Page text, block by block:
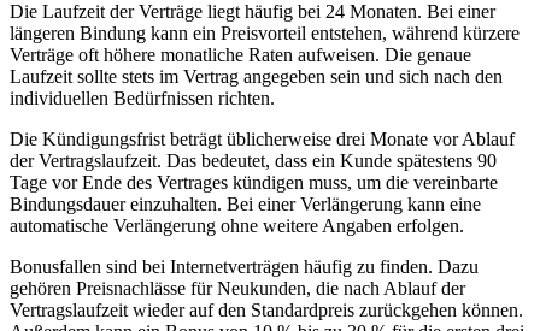
Die Laufzeit der Verträge liegt häufig bei 24 Monaten. Bei einer
längeren Bindung kann ein Preisvorteil entstehen, während kürzere
Verträge oft höhere monatliche Raten aufweisen. Die genaue
Laufzeit sollte stets im Vertrag angegeben sein und sich nach den
individuellen Bedürfnissen richten.
Die Kündigungsfrist beträgt üblicherweise drei Monate vor Ablauf
der Vertragslaufzeit. Das bedeutet, dass ein Kunde spätestens 90
Tage vor Ende des Vertrages kündigen muss, um die vereinbarte
Bindungsdauer einzuhalten. Bei einer Verlängerung kann eine
automatische Verlängerung ohne weitere Angaben erfolgen.
Bonusfallen sind bei Internetverträgen häufig zu finden. Dazu
gehören Preisnachlässe für Neukunden, die nach Ablauf der
Vertragslaufzeit wieder auf den Standardpreis zurückgehen können.